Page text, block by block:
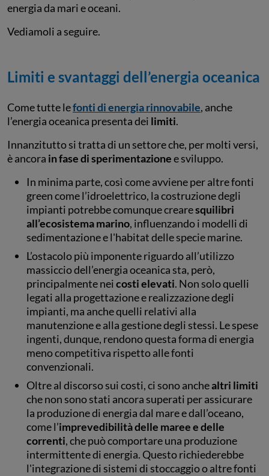
energia da mari e oceani.
Vediamoli a seguire.
Limiti e svantaggi dell’energia oceanica
Come tutte lefonti di energia rinnovabile, anche
l’energia oceanica presenta dei limiti.
Innanzitutto si tratta di un settore che, per molti versi,
è ancora in fase di sperimentazionee sviluppo.
In minima parte, così come avviene per altre fonti
green come l’idroelettrico, la costruzione degli
impianti potrebbe comunque crearesquilibri
all’ecosistema marino, influenzando i modelli di
sedimentazione e l'habitat delle specie marine.
L’ostacolo più imponente riguardo all’utilizzo
massiccio dell’energia oceanica sta, però,
principalmente neicosti elevati. Non solo quelli
legati alla progettazione e realizzazione degli
impianti, ma anche quelli relativi alla
manutenzione e alla gestione degli stessi. Le spese
ingenti, dunque, rendono questa forma di energia
meno competitiva rispetto alle fonti
convenzionali.
Oltre al discorso sui costi, ci sono anchealtri limiti
che non sono stati ancora superati per assicurare
la produzione di energia dal mare e dall’oceano,
come l’imprevedibilità delle maree e delle
correnti, che può comportare una produzione
intermittente di energia. Questo richiederebbe
l'integrazione di sistemi di stoccaggio o altre fonti